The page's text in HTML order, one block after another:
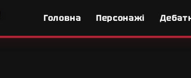
Головна Персонажі